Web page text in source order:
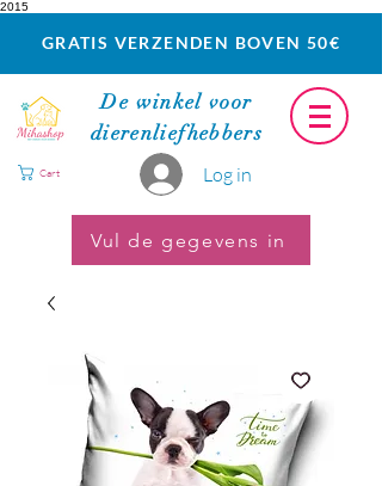
2015
GRATIS VERZENDEN BOVEN 50€
De winkel voor
dierenliefhebbers
Log in
Cart
Vul de gegevens in